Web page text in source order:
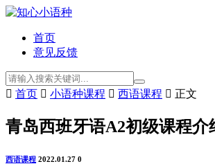
首页
意见反馈
 首页  小语种课程  西语课程  正文
青岛西班牙语A2初级课程介
西语课程 2022.01.27 0